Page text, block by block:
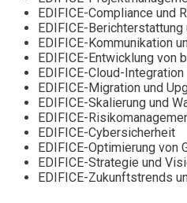
EDIFICE-Compliance und
EDIFICE-Berichterstattung
EDIFICE-Kommunikation
EDIFICE-Entwicklung von
EDIFICE-Cloud-Integration
EDIFICE-Migration und
EDIFICE-Skalierung und
EDIFICE-
EDIFICE-Cybersicherheit
EDIFICE-Optimierung
EDIFICE-Strategie und
EDIFICE-Zukunftstrends